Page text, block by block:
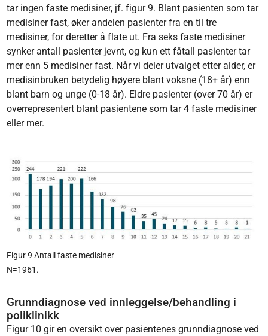
tar ingen faste medisiner, jf. figur 9. Blant pasienten som tar
medisiner fast, øker andelen pasienter fra en til tre
medisiner, for deretter å flate ut. Fra seks faste medisiner
synker antall pasienter jevnt, og kun ett fåtall pasienter tar
mer enn 5 medisiner fast. Når vi deler utvalget etter alder, er
medisinbruken betydelig høyere blant voksne (18+ år) enn
blant barn og unge (0-18 år). Eldre pasienter (over 70 år) er
overrepresentert blant pasientene som tar 4 faste medisiner
eller mer.
Figur 9 Antall faste medisiner
N=1961.
Grunndiagnose ved innleggelse/behandling i
poliklinikk
Figur 10 gir en oversikt over pasientenes grunndiagnose ved